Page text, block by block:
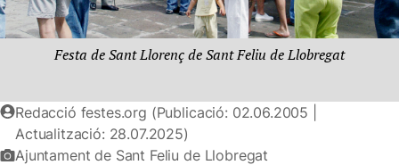
Festa de Sant Llorenç de Sant Feliu de Llobregat
Redacció festes.org (Publicació: 02.06.2005 |
Actualització: 28.07.2025)
Ajuntament de Sant Feliu de Llobregat